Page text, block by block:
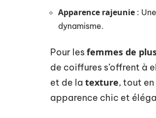
Apparence rajeunie :
dynamisme.
Pour lesfemmes de
de coiffures s’offrent à
et de la texture, tout
apparence chic et